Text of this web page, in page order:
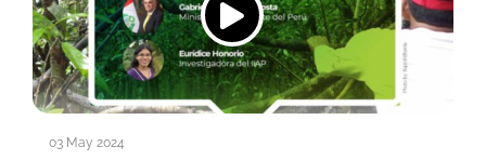
03 May 2024